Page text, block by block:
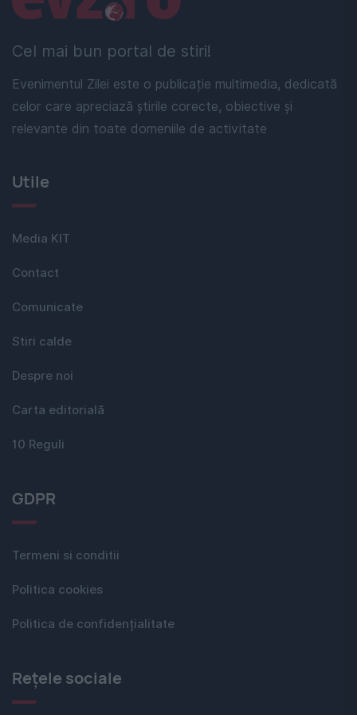
Cel mai bun portal de stiri!
Evenimentul Zilei este o publicație multimedia, dedicată
celor care apreciază știrile corecte, obiective și
relevante din toate domeniile de activitate
Utile
Media KIT
Contact
Comunicate
Stiri calde
Despre noi
Carta editorială
10 Reguli
GDPR
Termeni si conditii
Politica cookies
Politica de confidențialitate
Rețele sociale